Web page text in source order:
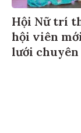
Hội Nữ trí
hội viên
lưới